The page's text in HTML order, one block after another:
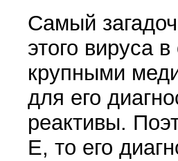
Самый
этого вируса
крупными
для его
реактивы.
Е, то его